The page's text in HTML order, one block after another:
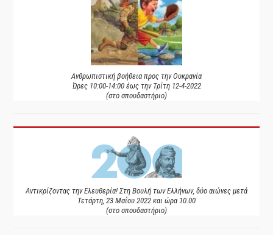
Ανθρωπιστική βοήθεια προς την Ουκρανία
Ώρες 10:00-14:00 έως την Τρίτη 12-4-2022
(στο σπουδαστήριο)
Αντικρίζοντας την Ελευθερία! Στη Βουλή των Ελλήνων, δύο αιώνες μετά
Τετάρτη, 23 Μαΐου 2022 και ώρα 10.00
(στο σπουδαστήριο)